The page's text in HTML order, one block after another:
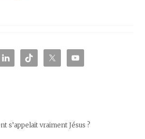
s’appelait vraiment Jésus ?